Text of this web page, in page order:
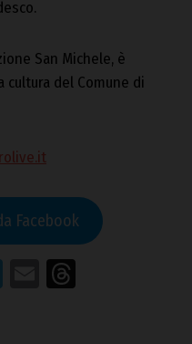
San Michele, è
cultura del Comune di
Facebook
Telegram
Email